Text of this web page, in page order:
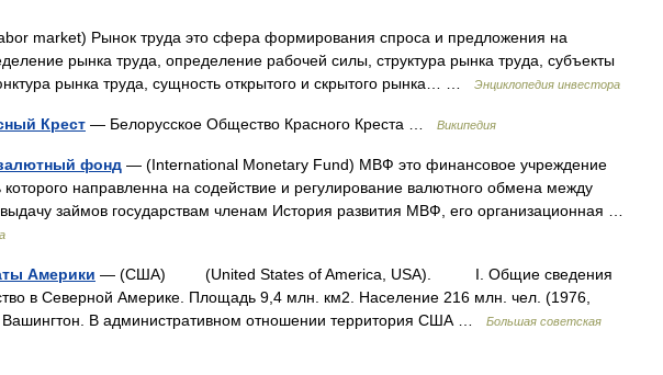
market) Рынок труда это сфера формирования спроса и предложения на
рынка труда, определение рабочей силы, структура рынка труда, субъекты
рынка труда, сущность открытого и скрытого рынка… …
Энциклопедия инвестора
Крест — Белорусское Общество Красного Креста … Википедия
фонд — (International Monetary Fund) МВФ это финансовое учреждение
направленна на содействие и регулирование валютного обмена между
займов государствам членам История развития МВФ, его организационная …
Америки — (США) (United States of America, USA). I. Общие сведения
в Северной Америке. Площадь 9,4 млн. км2. Население 216 млн. чел. (1976,
Вашингтон. В административном отношении территория США …
Большая советская